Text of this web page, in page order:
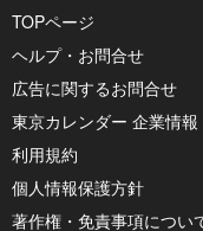
TOPページ
ヘルプ・お問合せ
広告に関するお問合せ
東京カレンダー 企業情報
利用規約
個人情報保護方針
著作権・免責事項につい